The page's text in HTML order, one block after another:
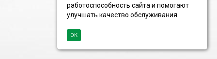
работоспособность сайта и помогают
улучшать качество обслуживания.
ОК